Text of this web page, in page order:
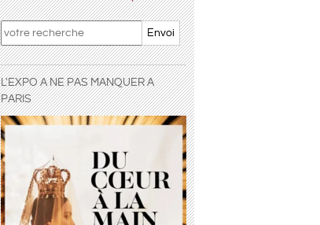
Envoi
L'EXPO A NE PAS MANQUER A
PARIS